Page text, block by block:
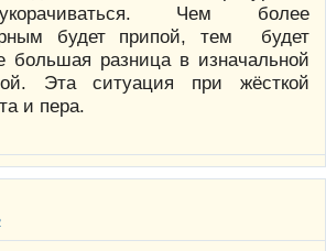
Чем более
будет припой, тем будет
большая разница в изначальной
Эта ситуация при жёсткой
и пера.